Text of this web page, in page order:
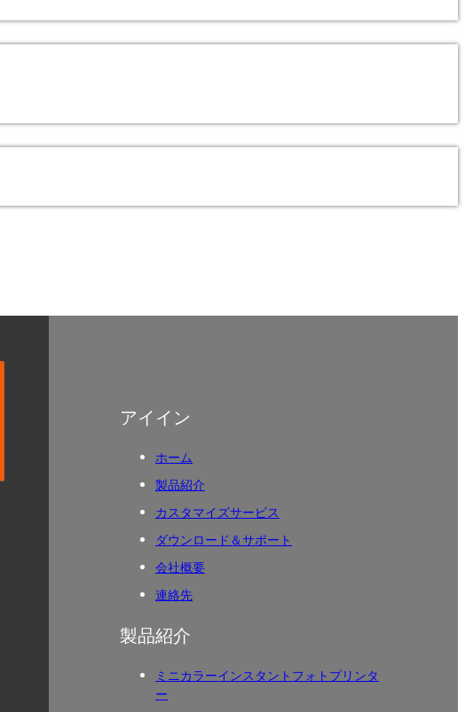
アイイン
ホーム
製品紹介
カスタマイズサービス
ダウンロード＆サポート
会社概要
連絡先
製品紹介
ミニカラーインスタントフォトプリンタ
ー